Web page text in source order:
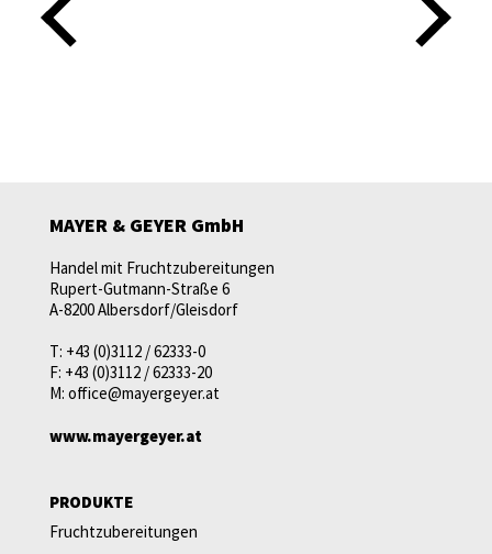
MAYER & GEYER GmbH
Handel mit Fruchtzubereitungen
Rupert-Gutmann-Straße 6
A-8200 Albersdorf/Gleisdorf
T: +43 (0)3112 / 62333-0
F: +43 (0)3112 / 62333-20
M: office@mayergeyer.at
www.mayergeyer.at
PRODUKTE
Fruchtzubereitungen